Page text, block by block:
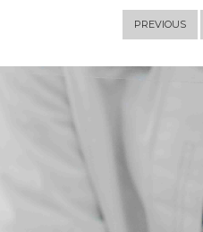
PREVIOUS